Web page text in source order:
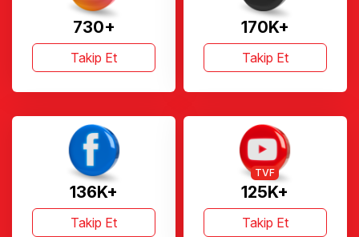
730+
Takip Et
170K+
Takip Et
136K+
Takip Et
125K+
TVF
Takip Et